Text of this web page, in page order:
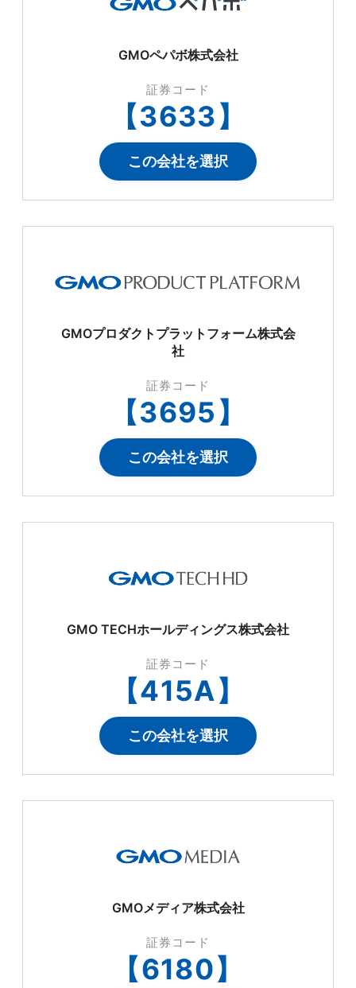
GMOペパボ株式会社
証券コード
【3633】
この会社を選択
GMOプロダクトプラットフォーム株式会
社
証券コード
【3695 】
この会社を選択
GMO TECHホールディングス株式会社
証券コード
【415A】
この会社を選択
GMOメディア株式会社
証券コード
【6180】